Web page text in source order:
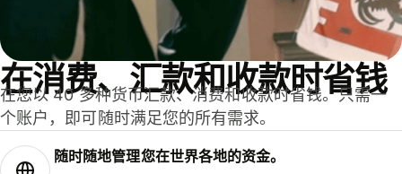
在消费、汇款和收款时省钱
在您以 40 多种货币汇款、消费和收款时省钱。只需一
个账户，即可随时满足您的所有需求。
随时随地管理您在世界各地的资金。